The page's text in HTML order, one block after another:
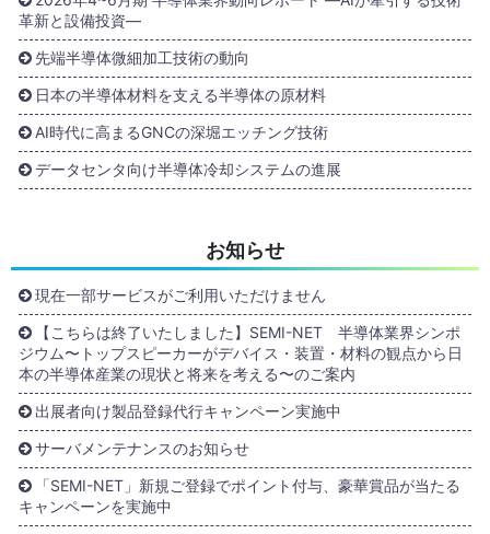
革新と設備投資―
先端半導体微細加工技術の動向
日本の半導体材料を支える半導体の原材料
AI時代に高まるGNCの深堀エッチング技術
データセンタ向け半導体冷却システムの進展
お知らせ
現在一部サービスがご利用いただけません
【こちらは終了いたしました】SEMI-NET 半導体業界シンポ
ジウム〜トップスピーカーがデバイス・装置・材料の観点から日
本の半導体産業の現状と将来を考える〜のご案内
出展者向け製品登録代行キャンペーン実施中
サーバメンテナンスのお知らせ
「SEMI-NET」新規ご登録でポイント付与、豪華賞品が当たる
キャンペーンを実施中